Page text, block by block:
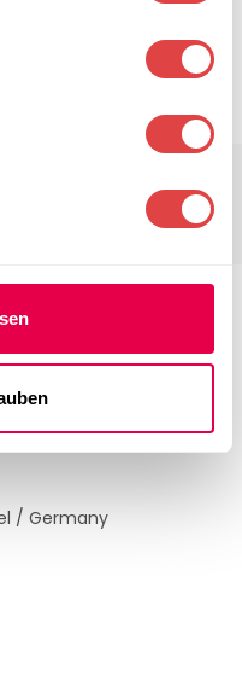
und -textilien. Wir
Hotels und
die Sie sich verlassen
/ Germany